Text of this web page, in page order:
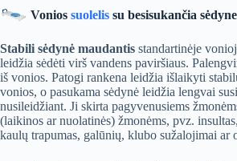
Vonios suolelis su besisukančia sėdyne
Stabili sėdynė maudantis standartinėje
leidžia sėdėti virš vandens paviršiaus.
iš vonios. Patogi rankena leidžia išlaikyti
vonios, o pasukama sėdynė leidžia lengvai
nusileidžiant. Ji skirta pagyvenusiems
(laikinos ar nuolatinės) žmonėms, pvz.
kaulų trapumas, galūnių, klubo sužalojimai ar